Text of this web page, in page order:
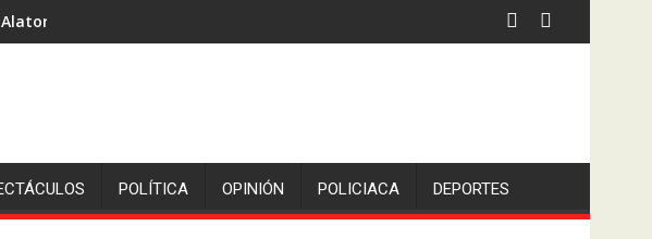
pescadores piden escolleras para evitar nuevos casos
POLÍTICA OPINIÓN POLICIACA DEPORTES